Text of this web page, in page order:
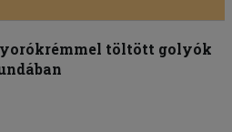
töltött golyók